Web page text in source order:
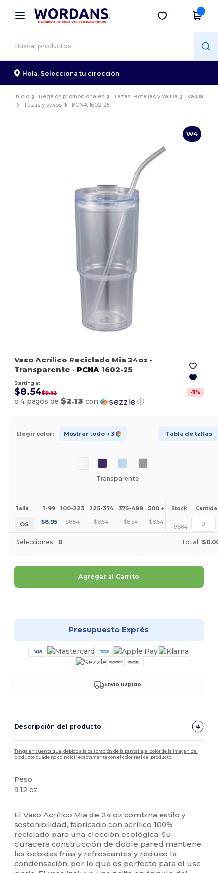
× App de Wordans
¡Mejores precios en app!
Descargar app
Hola, Selecciona tu dirección
Inicio Regalos promocionales Tazas, Botellas y Vajilla
Vajilla
Tazas y vasos
PCNA 1602-25
W4
Vaso Acrílico Reciclado Mia 24oz -
Transparente - PCNA 1602-25
Starting at
$8.54$9.62 -11%
o 4 pagos de$2.13 con ⓘ
Elegir color: Mostrar todo + 3 Tabla de tallas
Transparente
Talla 1-99 100-223 225-374 375-499 500 + Más
Stock
OS $8.95 $8.54 $8.54 $8.54 $8.54 +
9684
Selecciones: 0 Total:
Agregar al Carrito
Presupuesto Exprés
Envío Rápido
Descripción del producto
Tenga en cuenta que, debido a la calibración de la pantalla, el color de la imagen del
producto puede no coincidir exactamente con el color real del producto.
Peso
9.12 oz.
El Vaso Acrílico Mia de 24 oz combina estilo y
sostenibilidad, fabricado con acrílico 100%
reciclado para una elección ecológica. Su
duradera construcción de doble pared mantiene
las bebidas frías y refrescantes y reduce la
condensación, por lo que es perfecto para el uso